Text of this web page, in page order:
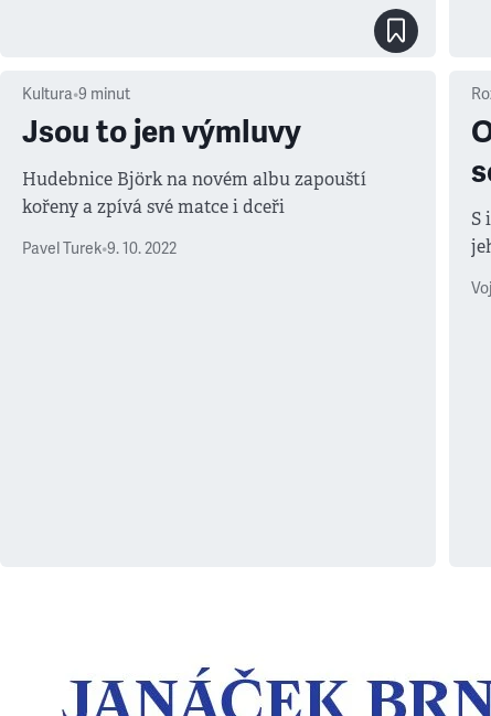
Kultura•9 minut
Jsou to jen výmluvy
Hudebnice Björk na novém albu zapouští
kořeny a zpívá své matce i dceři
Pavel Turek•9. 10. 2022
S